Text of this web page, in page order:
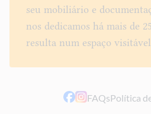
seu mobiliário e
nos dedicamos há mais de
resulta num espaço
FAQsPolítica